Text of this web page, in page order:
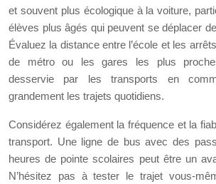
et souvent plus écologique à la voiture,
élèves plus âgés qui peuvent se déplacer
Évaluez la distance entre l’école et les
de métro ou les gares les plus
desservie par les transports en
grandement les trajets quotidiens.
Considérez également la fréquence et la
transport. Une ligne de bus avec des
heures de pointe scolaires peut être un
N’hésitez pas à tester le trajet vous-